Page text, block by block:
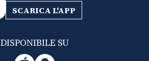
SCARICA L'APP
DISPONIBILE SU